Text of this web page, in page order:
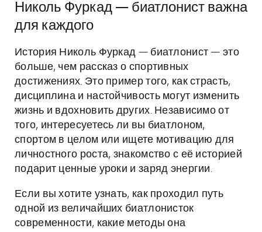
Николь Фуркад — биатлонист важна
для каждого
История Николь Фуркад — биатлонист — это
больше, чем рассказ о спортивных
достижениях. Это пример того, как страсть,
дисциплина и настойчивость могут изменить
жизнь и вдохновить других. Независимо от
того, интересуетесь ли вы биатлоном,
спортом в целом или ищете мотивацию для
личностного роста, знакомство с её историей
подарит ценные уроки и заряд энергии.
Если вы хотите узнать, как проходил путь
одной из величайших биатлонисток
современности, какие методы она